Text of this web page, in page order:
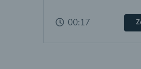
00:17